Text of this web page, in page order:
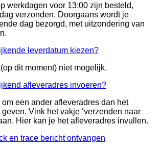
werkdagen voor 13:00 zijn besteld,
verzonden. Doorgaans wordt je
dag bezorgd, met uitzondering van
leverdatum kiezen?
dit moment) niet mogelijk.
afleveradres invoeren?
een ander afleveradres dan het
Vink het vakje ‘verzenden naar
Hier kan je het afleveradres invullen.
en trace bericht ontvangen